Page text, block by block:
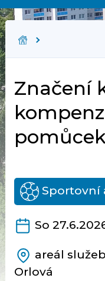
Značení
Sportovní
So
areál
Orlová